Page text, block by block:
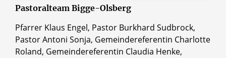
Pastoralteam Bigge-Olsberg
Pfarrer Klaus Engel, Pastor Burkhard Sudbrock,
Pastor Antoni Sonja, Gemeindereferentin Charlotte
Roland, Gemeindereferentin Claudia Henke,